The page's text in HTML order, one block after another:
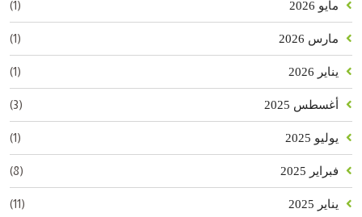
مايو 2026 (1)
مارس 2026 (1)
يناير 2026 (1)
أغسطس 2025 (3)
يوليو 2025 (1)
فبراير 2025 (8)
يناير 2025 (11)